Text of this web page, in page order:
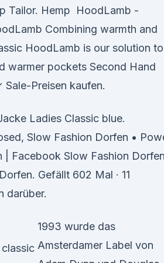
Tailor. Hemp HoodLamb -
Combining warmth and
HoodLamb is our solution to
warmer pockets Second Hand
Preisen kaufen.
Ladies Classic blue.
Slow Fashion Dorfen •
| Facebook Slow Fashion
Gefällt 602 Mal · 11
darüber.
1993 wurde das
Amsterdamer Label von